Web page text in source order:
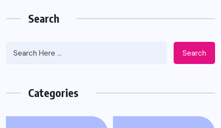
Search
Search
Categories